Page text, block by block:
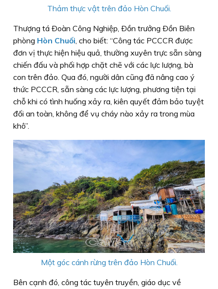
Thảm thực vật trên đảo Hòn Chuối.
Thượng tá Ðoàn Công Nghiệp, Ðồn trưởng Ðồn Biên
phòng Hòn Chuối , cho biết: “Công tác PCCCR được
đơn vị thực hiện hiệu quả, thường xuyên trực sẵn sàng
chiến đấu và phối hợp chặt chẽ với các lực lượng, bà
con trên đảo. Qua đó, người dân cũng đã nâng cao ý
thức PCCCR, sẵn sàng các lực lượng, phương tiện tại
chỗ khi có tình huống xảy ra, kiên quyết đảm bảo tuyệt
đối an toàn, không để vụ cháy nào xảy ra trong mùa
khô”.
Một góc cánh rừng trên đảo Hòn Chuối.
Bên cạnh đó, công tác tuyên truyền, giáo dục về